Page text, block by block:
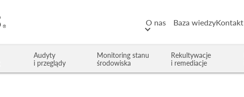
O nas Baza wiedzyKontakt
Audyty
i przeglądy
Monitoring stanu
środowiska
Rekultywacje
i remediacje